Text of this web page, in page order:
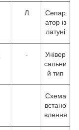
Л
Сепар
атор із
латуні
-
Універ
сальни
й тип
Схема
встано
влення